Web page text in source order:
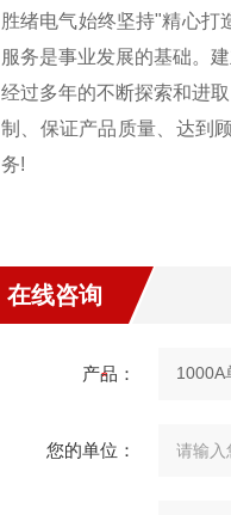
胜绪电气始终坚持"精心打
服务是事业发展的基础。
经过多年的不断探索和进
制、保证产品质量、达到
务!
在线咨询
产品：
您的单位：